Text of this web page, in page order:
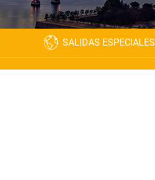
SALIDAS ESPECIALES